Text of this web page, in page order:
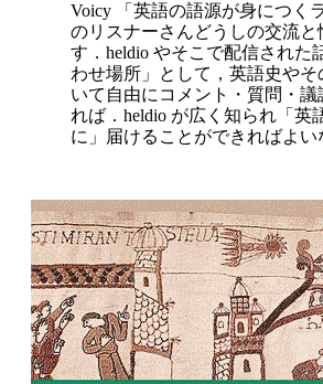
Voicy 「英語の語源が身につく
のリスナーさんどうしの交流
す．heldio やそこで配信された
わせ場所」として，英語史やそ
いて自由にコメント・質問・議
れば．heldio が広く知られ「英
に」届けることができればよい